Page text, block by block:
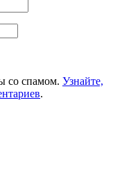
со спамом. Узнайте,
.